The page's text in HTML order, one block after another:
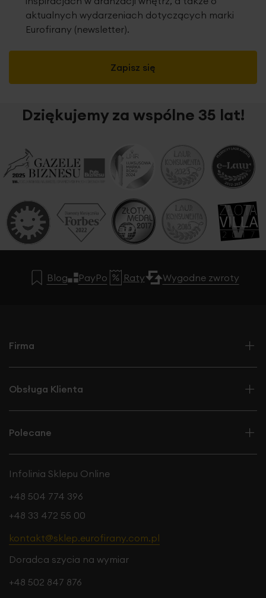
Zapisz się
aktualnych wydarzeniach dotyczących marki
Eurofirany (newsletter).
Dziękujemy za wspólne 35 lat!
Blog PayPo Raty Wygodne zwroty
Firma
Obsługa Klienta
Polecane
Infolinia Sklepu Online
+48 504 774 396
+48 33 472 55 00
kontakt@sklep.eurofirany.com.pl
Doradca szycia na wymiar
+48 502 847 876